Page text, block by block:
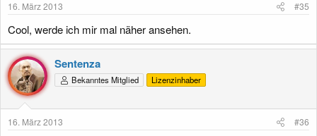
16. März 2013 #35
Cool, werde ich mir mal näher ansehen.
Sentenza
Bekanntes Mitglied Lizenzinhaber
16. März 2013 #36